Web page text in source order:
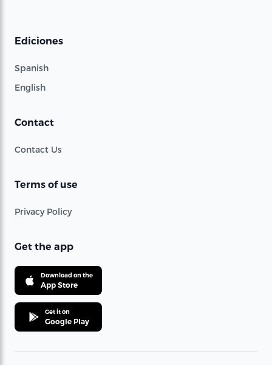
Ediciones
Spanish
English
Contact
Contact Us
Terms of use
Privacy Policy
Get the app
Download on the
App Store
Get it on
Google Play